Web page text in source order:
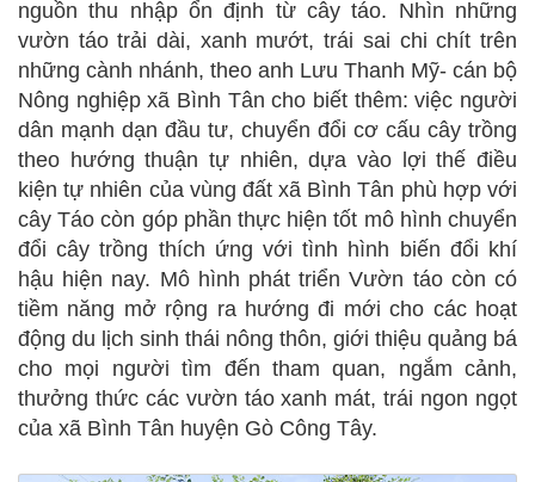
nguồn thu nhập ổn định từ cây táo. Nhìn những
vườn táo trải dài, xanh mướt, trái sai chi chít trên
những cành nhánh, theo anh Lưu Thanh Mỹ- cán bộ
Nông nghiệp xã Bình Tân cho biết thêm: việc người
dân mạnh dạn đầu tư, chuyển đổi cơ cấu cây trồng
theo hướng thuận tự nhiên, dựa vào lợi thế điều
kiện tự nhiên của vùng đất xã Bình Tân phù hợp với
cây Táo còn góp phần thực hiện tốt mô hình chuyển
đổi cây trồng thích ứng với tình hình biến đổi khí
hậu hiện nay. Mô hình phát triển Vườn táo còn có
tiềm năng mở rộng ra hướng đi mới cho các hoạt
động du lịch sinh thái nông thôn, giới thiệu quảng bá
cho mọi người tìm đến tham quan, ngắm cảnh,
thưởng thức các vườn táo xanh mát, trái ngon ngọt
của xã Bình Tân huyện Gò Công Tây.